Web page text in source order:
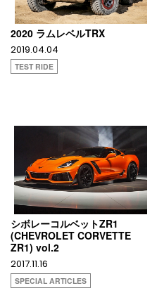
2020 ラムレベルTRX
2019.04.04
TEST RIDE
シボレーコルベットZR1
(CHEVROLET CORVETTE
ZR1) vol.2
2017.11.16
SPECIAL ARTICLES